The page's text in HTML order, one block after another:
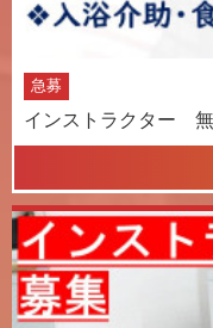
急募
インストラクター